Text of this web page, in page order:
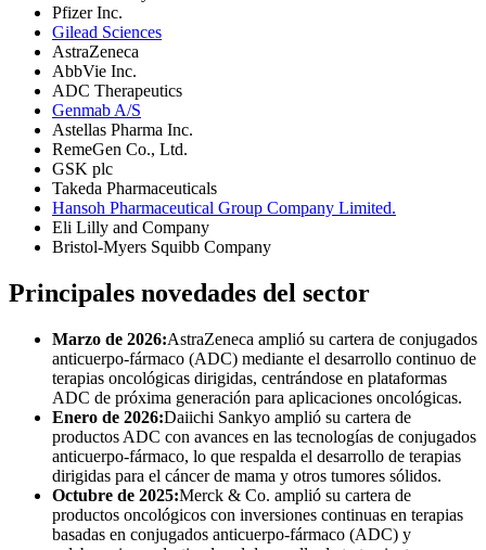
Pfizer Inc.
Gilead Sciences
AstraZeneca
AbbVie Inc.
ADC Therapeutics
Genmab A/S
Astellas Pharma Inc.
RemeGen Co., Ltd.
GSK plc
Takeda Pharmaceuticals
Hansoh Pharmaceutical Group Company Limited.
Eli Lilly and Company
Bristol-Myers Squibb Company
Principales novedades del sector
Marzo de 2026:AstraZeneca amplió su cartera de conjugados
anticuerpo-fármaco (ADC) mediante el desarrollo continuo de
terapias oncológicas dirigidas, centrándose en plataformas
ADC de próxima generación para aplicaciones oncológicas.
Enero de 2026:Daiichi Sankyo amplió su cartera de
productos ADC con avances en las tecnologías de conjugados
anticuerpo-fármaco, lo que respalda el desarrollo de terapias
dirigidas para el cáncer de mama y otros tumores sólidos.
Octubre de 2025:Merck & Co. amplió su cartera de
productos oncológicos con inversiones continuas en terapias
basadas en conjugados anticuerpo-fármaco (ADC) y